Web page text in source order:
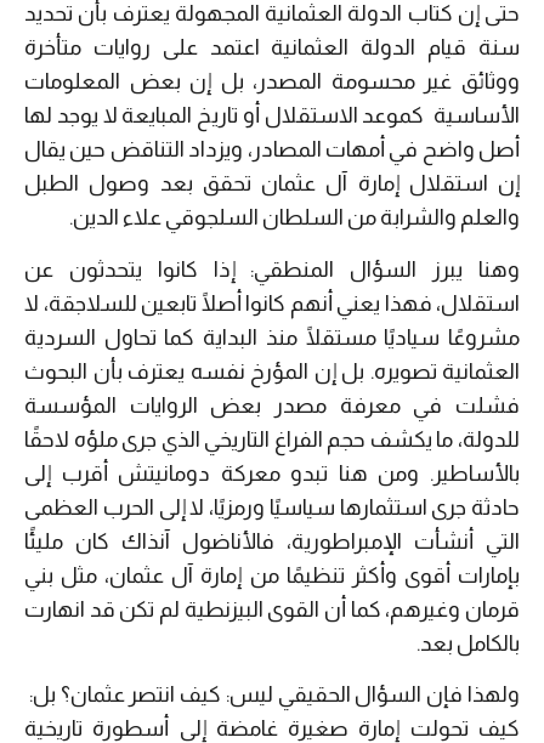
حتى إن كتاب الدولة العثمانية المجهولة يعترف بأن تحديد
سنة قيام الدولة العثمانية اعتمد على روايات متأخرة
ووثائق غير محسومة المصدر، بل إن بعض المعلومات
الأساسية كموعد الاستقلال أو تاريخ المبايعة لا يوجد لها
أصل واضح في أمهات المصادر، ويزداد التناقض حين يقال
إن استقلال إمارة آل عثمان تحقق بعد وصول الطبل
والعلم والشرابة من السلطان السلجوقي علاء الدين.
وهنا يبرز السؤال المنطقي: إذا كانوا يتحدثون عن
استقلال، فهذا يعني أنهم كانوا أصلًا تابعين للسلاجقة، لا
مشروعًا سياديًا مستقلًا منذ البداية كما تحاول السردية
العثمانية تصويره. بل إن المؤرخ نفسه يعترف بأن البحوث
فشلت في معرفة مصدر بعض الروايات المؤسسة
للدولة، ما يكشف حجم الفراغ التاريخي الذي جرى ملؤه لاحقًا
بالأساطير. ومن هنا تبدو معركة دومانيتش أقرب إلى
حادثة جرى استثمارها سياسيًا ورمزيًا، لا إلى الحرب العظمى
التي أنشأت الإمبراطورية، فالأناضول آنذاك كان مليئًا
بإمارات أقوى وأكثر تنظيمًا من إمارة آل عثمان، مثل بني
قرمان وغيرهم، كما أن القوى البيزنطية لم تكن قد انهارت
بالكامل بعد.
ولهذا فإن السؤال الحقيقي ليس: كيف انتصر عثمان؟ بل:
كيف تحولت إمارة صغيرة غامضة إلى أسطورة تاريخية